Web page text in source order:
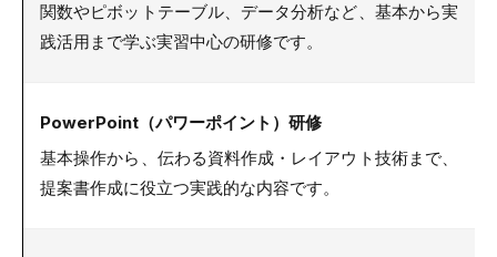
関数やピボットテーブル、データ分析など、基本から実
践活用まで学ぶ実習中心の研修です。
PowerPoint（パワーポイント）研修
基本操作から、伝わる資料作成・レイアウト技術まで、
提案書作成に役立つ実践的な内容です。